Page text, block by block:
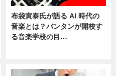
布袋寅泰氏が語る AI 時代の
音楽とは？バンタンが開校す
る音楽学校の目…